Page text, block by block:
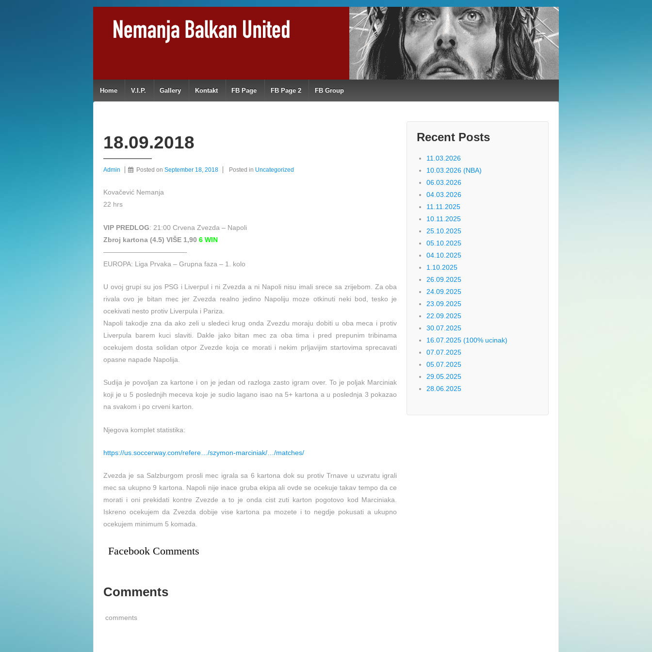
Home V.I.P. Gallery Kontakt FB Page FB Page 2 FB Group
18.09.2018
Admin Posted on September 18, 2018 Posted in Uncategorized
Kovačević Nemanja
22 hrs
VIP PREDLOG: 21:00 Crvena Zvezda – Napoli
Zbroj kartona (4.5) VIŠE 1,90 6 WIN
————————————-
EUROPA: Liga Prvaka – Grupna faza – 1. kolo
U ovoj grupi su jos PSG i Liverpul i ni Zvezda a ni Napoli nisu imali srece sa zrijebom. Za oba
rivala ovo je bitan mec jer Zvezda realno jedino Napoliju moze otkinuti neki bod, tesko je
ocekivati nesto protiv Liverpula i Pariza.
Napoli takodje zna da ako zeli u sledeci krug onda Zvezdu moraju dobiti u oba meca i protiv
Liverpula barem kuci slaviti. Dakle jako bitan mec za oba tima i pred prepunim tribinama
ocekujem dosta solidan otpor Zvezde koja ce morati i nekim prljavijim startovima sprecavati
opasne napade Napolija.
Sudija je povoljan za kartone i on je jedan od razloga zasto igram over. To je poljak Marciniak
koji je u 5 poslednjih meceva koje je sudio lagano isao na 5+ kartona a u poslednja 3 pokazao
na svakom i po crveni karton.
Njegova komplet statistika:
https://us.soccerway.com/refere…/szymon-marciniak/…/matches/
Zvezda je sa Salzburgom prosli mec igrala sa 6 kartona dok su protiv Trnave u uzvratu igrali
mec sa ukupno 9 kartona. Napoli nije inace gruba ekipa ali ovde se ocekuje takav tempo da ce
morati i oni prekidati kontre Zvezde a to je onda cist zuti karton pogotovo kod Marciniaka.
Iskreno ocekujem da Zvezda dobije vise kartona pa mozete i to negdje pokusati a ukupno
ocekujem minimum 5 komada.
Facebook Comments
Comments
comments
Recent Posts
11.03.2026
10.03.2026 (NBA)
06.03.2026
04.03.2026
11.11.2025
10.11.2025
25.10.2025
05.10.2025
04.10.2025
1.10.2025
26.09.2025
24.09.2025
23.09.2025
22.09.2025
30.07.2025
16.07.2025 (100% ucinak)
07.07.2025
05.07.2025
29.05.2025
28.06.2025